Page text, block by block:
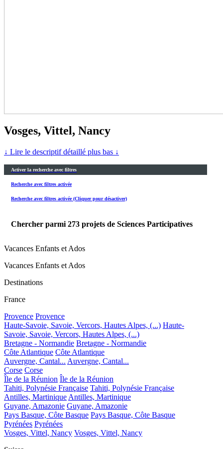
Vosges, Vittel, Nancy
↓ Lire le descriptif détaillé plus bas ↓
Activer la recherche avec filtres
Recherche avec filtres activée
Recherche avec filtres activée (Cliquer pour désactiver)
Chercher parmi 273 projets de Sciences Participatives
Vacances Enfants et Ados
Vacances Enfants et Ados
Destinations
France
Provence Provence
Haute-Savoie, Savoie, Vercors, Hautes Alpes, (...) Haute-
Savoie, Savoie, Vercors, Hautes Alpes, (...)
Bretagne - Normandie Bretagne - Normandie
Côte Atlantique Côte Atlantique
Auvergne, Cantal... Auvergne, Cantal...
Corse Corse
Île de la Réunion Île de la Réunion
Tahiti, Polynésie Française Tahiti, Polynésie Française
Antilles, Martinique Antilles, Martinique
Guyane, Amazonie Guyane, Amazonie
Pays Basque, Côte Basque Pays Basque, Côte Basque
Pyrénées Pyrénées
Vosges, Vittel, Nancy Vosges, Vittel, Nancy